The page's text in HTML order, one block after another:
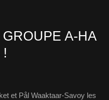
A-HA
et Pål Waaktaar-Savoy les